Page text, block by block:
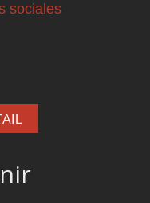
sociales